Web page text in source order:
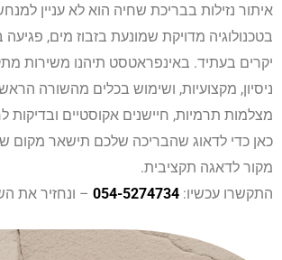
איתור נזילות בבריכת שחיה הוא לא עניין
בטכנולוגיה מדויקת שמונעת בזבוז מים, פגיעה
יקרים בעתיד. באינפראטסט תיהנו משירות
ניסיון, מקצועיות, ושימוש בכלים מהשורה
מצלמות תרמיות, חיישנים אקוסטיים ובדיקות
כאן כדי לדאוג שהבריכה שלכם תישאר מקום
מקור לדאגה תקציבית.
התקשרו עכשיו: 054-5274734 – ונחזיר את